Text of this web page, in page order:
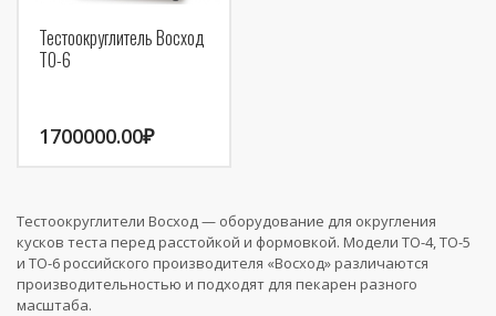
Тестоокруглитель Восход
ТО-6
1700000.00₽
Тестоокруглители Восход — оборудование для округления
кусков теста перед расстойкой и формовкой. Модели ТО-4, ТО-5
и ТО-6 российского производителя «Восход» различаются
производительностью и подходят для пекарен разного
масштаба.